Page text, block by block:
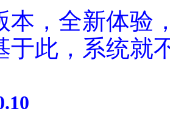
本，全新体验
于此，系统就